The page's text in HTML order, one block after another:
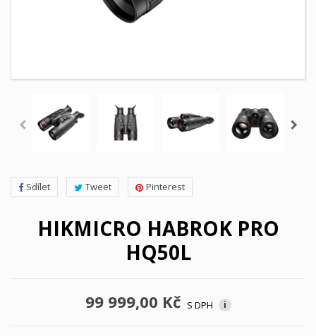
Sdílet Tweet Pinterest
HIKMICRO HABROK PRO
HQ50L
99 999,00 Kč S DPH i